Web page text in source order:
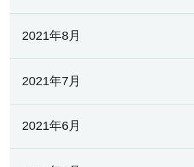
2021年8月
2021年7月
2021年6月